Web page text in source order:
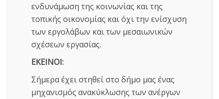
ενδυνάμωση της κοινωνίας και της
τοπικής οικονομίας και όχι την ενίσχυση
των εργολάβων και των μεσαιωνικών
σχέσεων εργασίας.
ΕΚΕΙΝΟΙ:
Σήμερα έχει στηθεί στο δήμο μας ένας
μηχανισμός ανακύκλωσης των ανέργων